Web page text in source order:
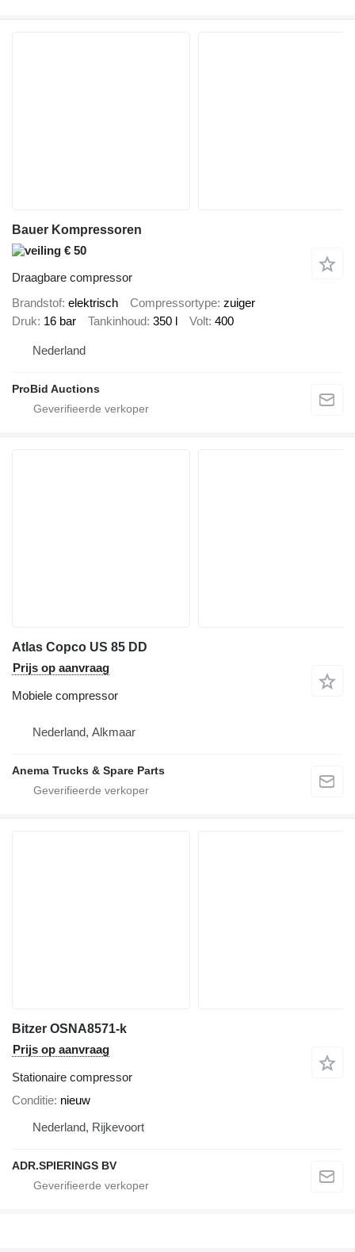
Bauer Kompressoren
€ 50
Draagbare compressor
Brandstof elektrisch Compressortype zuiger
Druk 16 bar Tankinhoud 350 l Volt 400
Nederland
ProBid Auctions
Atlas Copco US 85 DD
Prijs op aanvraag
Mobiele compressor
Nederland, Alkmaar
Anema Trucks & Spare Parts
Bitzer OSNA8571-k
Prijs op aanvraag
Stationaire compressor
Conditie nieuw
Nederland, Rijkevoort
ADR.SPIERINGS BV